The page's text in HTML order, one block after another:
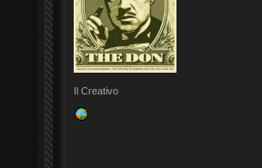
Il Creativo